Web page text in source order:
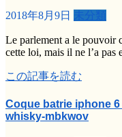
2018年8月9日 未分類
Le parlement a le pouvoir
cette loi, mais il ne l’a
この記事を読む
Coque batrie iphone
whisky-mbkwov